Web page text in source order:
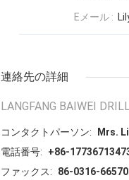
Eメール :
連絡先の詳細
LANGFANG BAIWEI
コンタクトパーソン:
Mrs.
電話番号:
+86-
ファックス:
86-0316-